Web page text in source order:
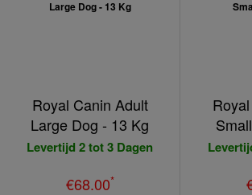
Royal Canin Adult
Large Dog - 13 Kg
Levertijd 2 tot 3 Dagen
€68.00*